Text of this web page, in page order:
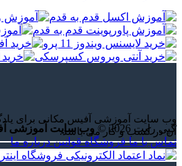
وب سایت آموزشی آفیس مکانی برای
آن در کسب و کار می باشد.
کپی رایت 2026 ©
وب سایت آموزشی
تماس با ما فروشگاه قوانین درباره ما